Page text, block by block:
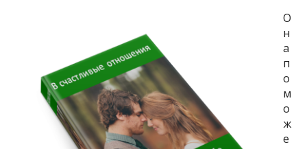
О
н
а
п
о
м
о
ж
е